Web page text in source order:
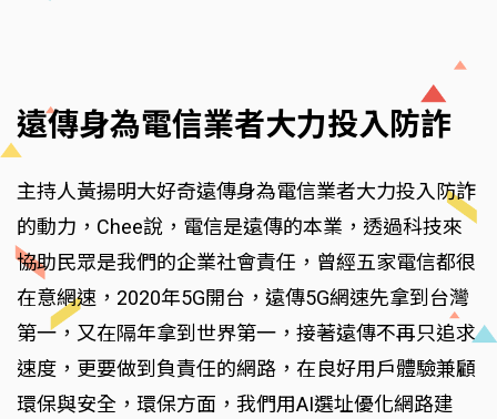
遠傳身為電信業者大力投入防詐
主持人黃揚明大好奇遠傳身為電信業者大力投入防詐
的動力，Chee說，電信是遠傳的本業，透過科技來
協助民眾是我們的企業社會責任，曾經五家電信都很
在意網速，2020年5G開台，遠傳5G網速先拿到台灣
第一，又在隔年拿到世界第一，接著遠傳不再只追求
速度，更要做到負責任的網路，在良好用戶體驗兼顧
環保與安全，環保方面，我們用AI選址優化網路建